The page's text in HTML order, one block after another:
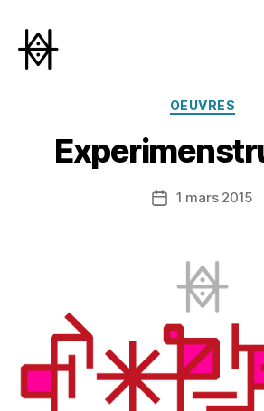
OEUVRES
Date1 mars 2015